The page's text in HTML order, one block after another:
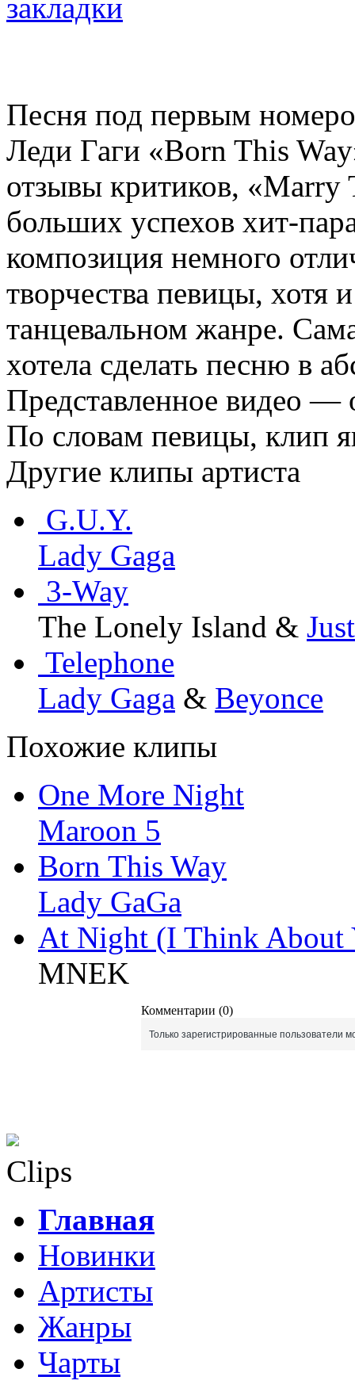
Песня под первым
Леди Гаги «Born This
отзывы критиков, «Marry
больших успехов хит-
композиция немного
творчества певицы, хотя
танцевальном жанре.
хотела сделать песню в
Представленное видео —
По словам певицы, клип
Другие клипы артиста
G.U.Y.
Lady Gaga
3-Way
The Lonely Island &
Telephone
Lady Gaga & Beyonce
Похожие клипы
One More Night
Maroon 5
Born This Way
Lady GaGa
At Night (I Think About
MNEK
Комментарии (0)
Только зарегистрированные пользователи
Clips
Главная
Новинки
Артисты
Жанры
Чарты